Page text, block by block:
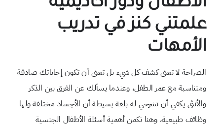
الأطفال ودور أكاديمية
علمتني كنز في تدريب
الأمهات
الصراحة لا تعني كشف كل شيء بل تعني أن تكون إجاباتك صادقة
ومتناسبة مع عمر الطفل، وعندما يسألك عن الفرق بين الذكر
والأنثى يكفي أن تشرحي له بلغة بسيطة أن الأجساد مختلفة ولها
وظائف طبيعية، وهنا تكمن أهمية أسئلة الأطفال الجنسية